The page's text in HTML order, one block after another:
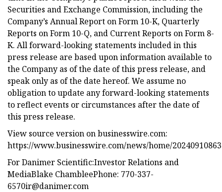
Securities and Exchange Commission, including the
Company’s Annual Report on Form 10-K, Quarterly
Reports on Form 10-Q, and Current Reports on Form 8-
K. All forward-looking statements included in this
press release are based upon information available to
the Company as of the date of this press release, and
speak only as of the date hereof. We assume no
obligation to update any forward-looking statements
to reflect events or circumstances after the date of
this press release.
View source version on businesswire.com:
https://www.businesswire.com/news/home/
For Danimer Scientific:Investor Relations and
MediaBlake ChambleePhone: 770-337-
6570ir@danimer.com